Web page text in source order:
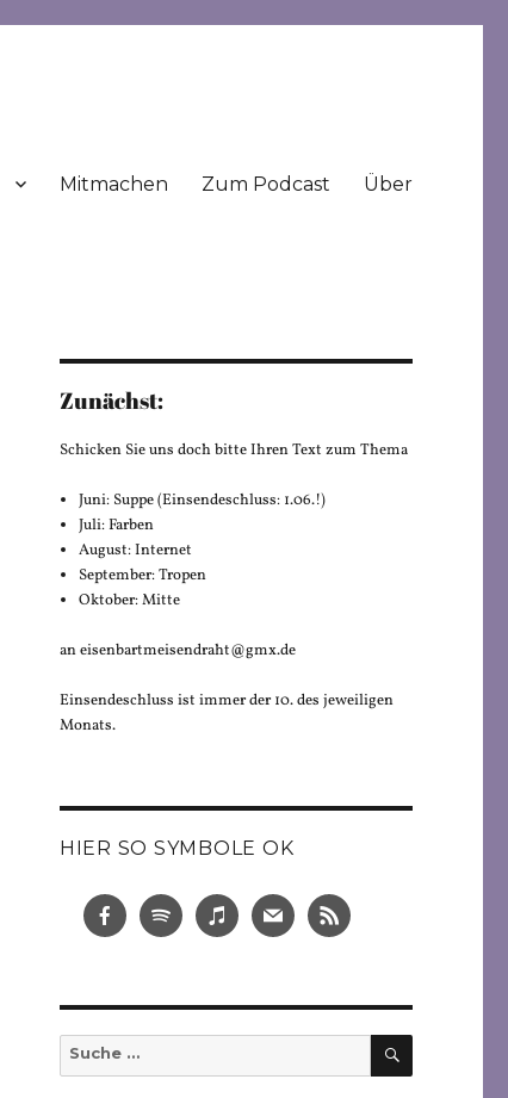
Mitmachen Zum Podcast Über
Zunächst:
Schicken Sie uns doch bitte Ihren Text zum Thema
Juni: Suppe (Einsendeschluss: 1.06.!)
Juli: Farben
August: Internet
September: Tropen
Oktober: Mitte
an eisenbartmeisendraht@gmx.de
Einsendeschluss ist immer der 10. des jeweiligen
Monats.
HIER SO SYMBOLE OK
Suche
nach:
SUCHEN